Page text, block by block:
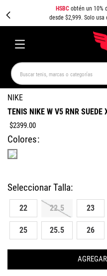
HSBCobtén un 10%
desde $2,999. Solo usa
Buscar tenis, marcas o
NIKE
TENIS NIKE W V5 RNR SUEDE
$2399.00
Colores
22 22.5 23
25 25.5 26
TÉRMINOS MÁS BUSCADOS
NEW BALANCE SAMBA
SPEEDCAT